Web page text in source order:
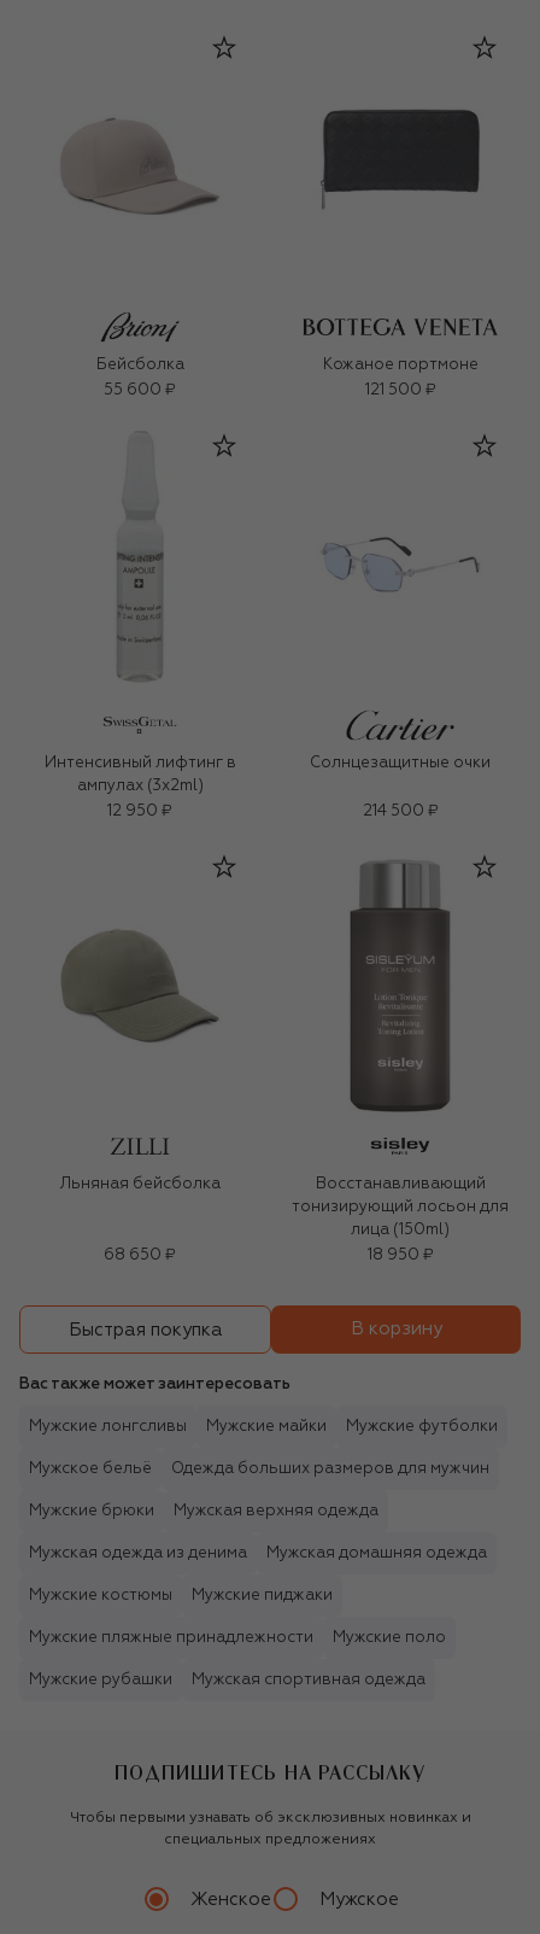
Бейсболка
55 600 ₽
Кожаное портмоне
121 500 ₽
Интенсивный лифтинг в
ампулах (3x2ml)
12 950 ₽
Солнцезащитные очки
214 500 ₽
Льняная бейсболка
68 650 ₽
Восстанавливающий
тонизирующий лосьон для
лица (150ml)
18 950 ₽
Быстрая покупка В корзину
Вас также может заинтересовать
Мужские лонгсливы Мужские майки Мужские футболки
Мужское бельё Одежда больших размеров для мужчин
Мужские брюки Мужская верхняя одежда
Мужская одежда из денима Мужская домашняя одежда
Мужские костюмы Мужские пиджаки
Мужские пляжные принадлежности Мужские поло
Мужские рубашки Мужская спортивная одежда
ПОДПИШИТЕСЬ НА РАССЫЛКУ
Чтобы первыми узнавать об эксклюзивных новинках и
специальных предложениях
Женское Мужское